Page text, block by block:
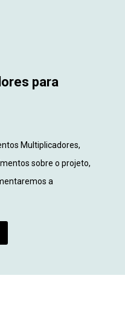
para
Multiplicadores,
sobre o projeto,
a